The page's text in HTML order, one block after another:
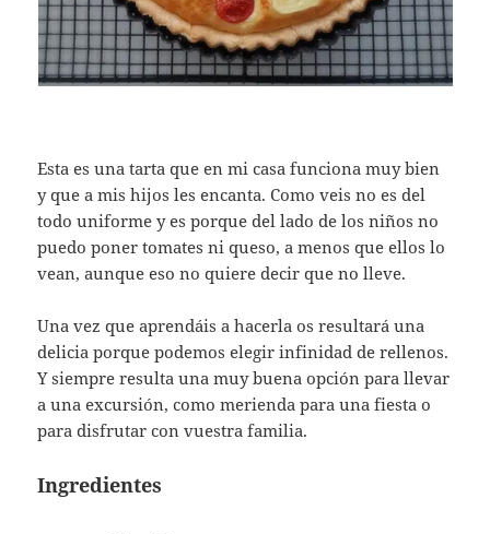
Esta es una tarta que en mi casa funciona muy bien
y que a mis hijos les encanta. Como veis no es del
todo uniforme y es porque del lado de los niños no
puedo poner tomates ni queso, a menos que ellos lo
vean, aunque eso no quiere decir que no lleve.
Una vez que aprendáis a hacerla os resultará una
delicia porque podemos elegir infinidad de rellenos.
Y siempre resulta una muy buena opción para llevar
a una excursión, como merienda para una fiesta o
para disfrutar con vuestra familia.
Ingredientes